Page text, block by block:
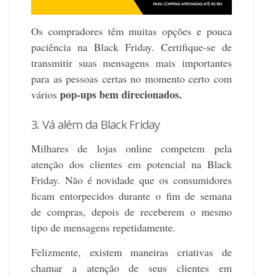
Os compradores têm muitas opções e pouca
paciência na Black Friday. Certifique-se de
transmitir suas mensagens mais importantes
para as pessoas certas no momento certo com
váriospop-ups bem direcionados.
3. Vá além da Black Friday
Milhares de lojas online competem pela
atenção dos clientes em potencial na Black
Friday. Não é novidade que os consumidores
ficam entorpecidos durante o fim de semana
de compras, depois de receberem o mesmo
tipo de mensagens repetidamente.
Felizmente, existem maneiras criativas de
chamar a atenção de seus clientes em